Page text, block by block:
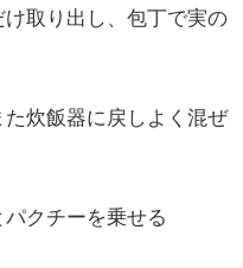
取り出し、包丁で実の
炊飯器に戻しよく混ぜ
クチーを乗せる